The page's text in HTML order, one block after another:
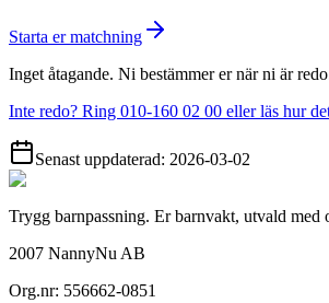
Starta er matchning
Inget åtagande. Ni bestämmer er när ni är
Inte redo? Ring 010-160 02 00 eller läs hur
Senast uppdaterad: 2026-03-02
Trygg barnpassning. Er barnvakt, utvald med
2007 NannyNu AB
Org.nr: 556662-0851